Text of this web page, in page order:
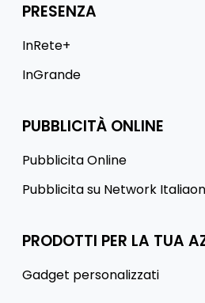
PRESENZA
InRete+
InGrande
PUBBLICITÀ ONLINE
Pubblicita Online
Pubblicita su Network
PRODOTTI PER LA TUA
Gadget personalizzati